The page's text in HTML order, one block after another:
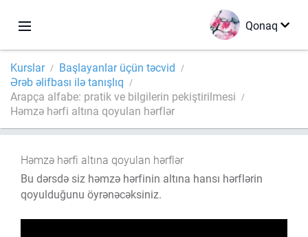
Qonaq
Kurslar
Başlayanlar üçün təcvid
Ərəb əlifbası ilə tanışlıq
Arapça alfabe: pratik ve bilgilerin pekiştirilmesi
Həmzə hərfi altına qoyulan hərflər
Həmzə hərfi altına qoyulan hərflər
Bu dərsdə siz həmzə hərfinin altına hansı hərflərin
qoyulduğunu öyrənəcəksiniz.